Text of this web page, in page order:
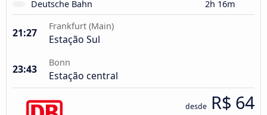
Deutsche Bahn 2h 16m
21:27
Frankfurt (Main)
Estação Sul
23:43
Bonn
Estação central
desde R$ 64